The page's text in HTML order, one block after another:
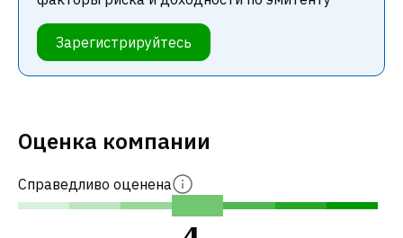
Зарегистрируйтесь
Оценка компании
Справедливо оценена